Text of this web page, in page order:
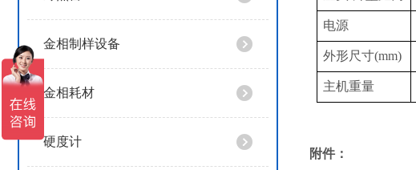
金相制样设备
金相耗材
硬度计
电源
外形尺寸(mm)
主机重量
附件：